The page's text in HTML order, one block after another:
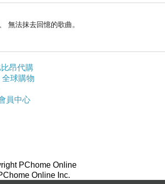
無法抹去回憶的歌曲。
比昂代購
全球購物
員中心
PChome Online
Online Inc.